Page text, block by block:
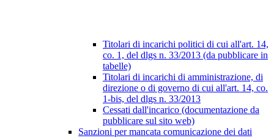
Titolari di incarichi politici di cui all'art. 14,
co. 1, del dlgs n. 33/2013 (da pubblicare in
tabelle)
Titolari di incarichi di amministrazione, di
direzione o di governo di cui all'art. 14, co.
1-bis, del dlgs n. 33/2013
Cessati dall'incarico (documentazione da
pubblicare sul sito web)
Sanzioni per mancata comunicazione dei dati